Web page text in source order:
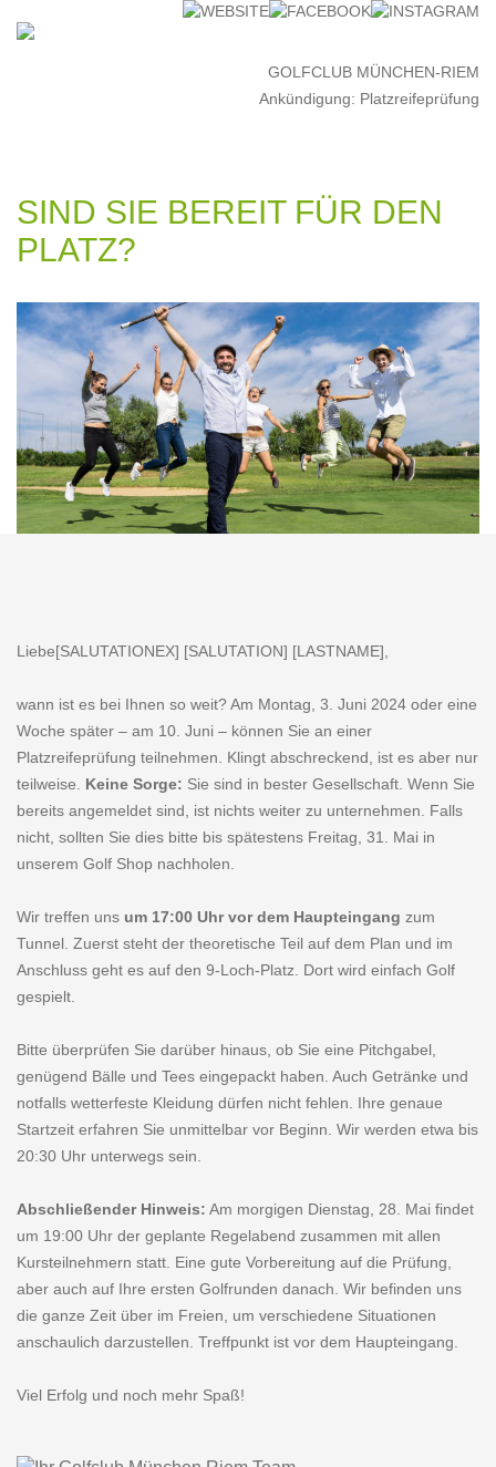
GOLFCLUB MÜNCHEN-RIEM
Ankündigung: Platzreifeprüfung
SIND SIE BEREIT FÜR DEN
PLATZ?
Liebe[SALUTATIONEX] [SALUTATION] [LASTNAME],
wann ist es bei Ihnen so weit? Am Montag, 3. Juni 2024 oder eine
Woche später – am 10. Juni – können Sie an einer
Platzreifeprüfung teilnehmen. Klingt abschreckend, ist es aber nur
teilweise. Keine Sorge: Sie sind in bester Gesellschaft. Wenn Sie
bereits angemeldet sind, ist nichts weiter zu unternehmen. Falls
nicht, sollten Sie dies bitte bis spätestens Freitag, 31. Mai in
unserem Golf Shop nachholen.
Wir treffen uns um 17:00 Uhr vor dem Haupteingang zum
Tunnel. Zuerst steht der theoretische Teil auf dem Plan und im
Anschluss geht es auf den 9-Loch-Platz. Dort wird einfach Golf
gespielt.
Bitte überprüfen Sie darüber hinaus, ob Sie eine Pitchgabel,
genügend Bälle und Tees eingepackt haben. Auch Getränke und
notfalls wetterfeste Kleidung dürfen nicht fehlen. Ihre genaue
Startzeit erfahren Sie unmittelbar vor Beginn. Wir werden etwa bis
20:30 Uhr unterwegs sein.
Abschließender Hinweis: Am morgigen Dienstag, 28. Mai findet
um 19:00 Uhr der geplante Regelabend zusammen mit allen
Kursteilnehmern statt. Eine gute Vorbereitung auf die Prüfung,
aber auch auf Ihre ersten Golfrunden danach. Wir befinden uns
die ganze Zeit über im Freien, um verschiedene Situationen
anschaulich darzustellen. Treffpunkt ist vor dem Haupteingang.
Viel Erfolg und noch mehr Spaß!